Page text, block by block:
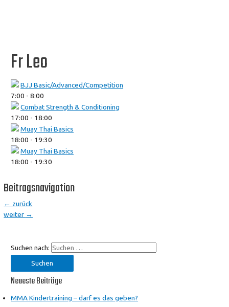
Fr Leo
BJJ Basic/Advanced/Competition
7:00 -8:00
Combat Strength & Conditioning
17:00 - 18:00
Muay Thai Basics
18:00 - 19:30
Muay Thai Basics
18:00 - 19:30
Beitragsnavigation
← zurück
weiter →
Suchen nach:
Neueste Beiträge
MMA Kindertraining – darf es das geben?